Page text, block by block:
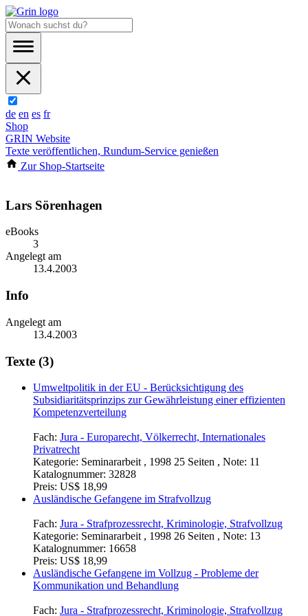
de en es fr
Shop
GRIN Website
Texte veröffentlichen, Rundum-Service genießen
Zur Shop-Startseite
Lars Sörenhagen
eBooks
3
Angelegt am
13.4.2003
Info
Angelegt am
13.4.2003
Texte (3)
Umweltpolitik in der EU - Berücksichtigung des
Subsidiaritätsprinzips zur Gewährleistung einer effizienten
Kompetenzverteilung
Fach: Jura - Europarecht, Völkerrecht, Internationales
Privatrecht
Kategorie: Seminararbeit , 1998 25 Seiten , Note: 11
Katalognummer: 32828
Preis: US$ 18,99
Ausländische Gefangene im Strafvollzug
Fach: Jura - Strafprozessrecht, Kriminologie, Strafvollzug
Kategorie: Seminararbeit , 1998 26 Seiten , Note: 13
Katalognummer: 16658
Preis: US$ 18,99
Ausländische Gefangene im Vollzug - Probleme der
Kommunikation und Behandlung
Fach: Jura - Strafprozessrecht, Kriminologie, Strafvollzug